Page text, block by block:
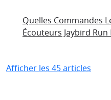
Quelles Commandes
Écouteurs Jaybird
Afficher les 45 articles